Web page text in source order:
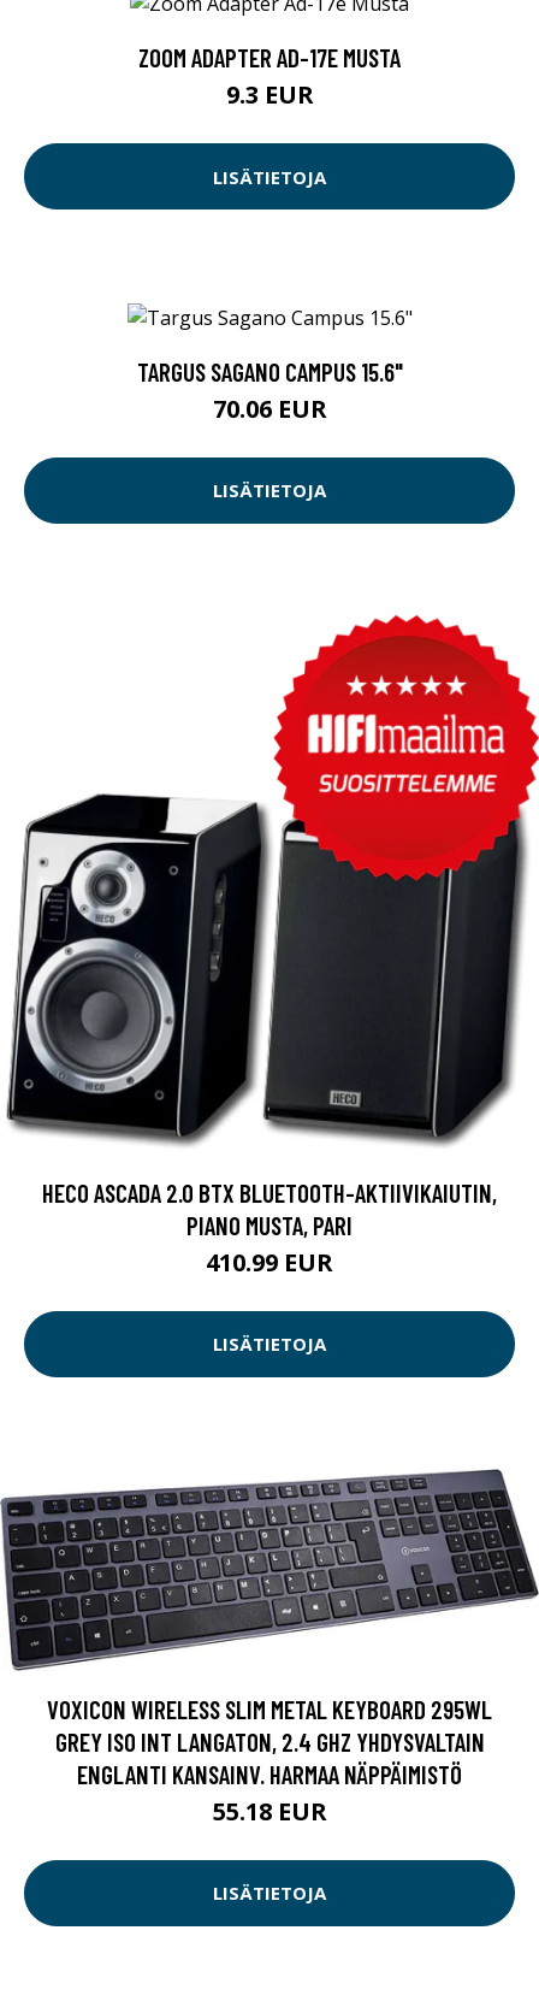
ZOOM ADAPTER AD-17E MUSTA
9.3 EUR
LISÄTIETOJA
TARGUS SAGANO CAMPUS 15.6"
70.06 EUR
LISÄTIETOJA
HECO ASCADA 2.0 BTX BLUETOOTH-AKTIIVIKAIUTIN,
PIANO MUSTA, PARI
410.99 EUR
LISÄTIETOJA
VOXICON WIRELESS SLIM METAL KEYBOARD 295WL
GREY ISO INT LANGATON, 2.4 GHZ YHDYSVALTAIN
ENGLANTI KANSAINV. HARMAA NÄPPÄIMISTÖ
55.18 EUR
LISÄTIETOJA